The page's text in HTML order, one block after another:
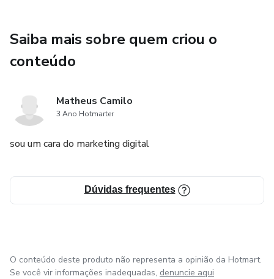
Saiba mais sobre quem criou o
conteúdo
Matheus Camilo
3 Ano Hotmarter
sou um cara do marketing digital
Dúvidas frequentes
O conteúdo deste produto não representa a opinião da Hotmart.
Se você vir informações inadequadas, denuncie aqui